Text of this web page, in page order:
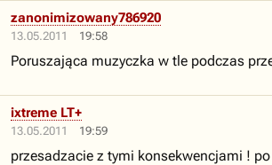
13.05.2011 19:58
zanonimizowany786920
Poruszająca muzyczka w tle podczas
13.05.2011 19:59
ixtreme LT+
przesadzacie z tymi konsekwencjami !